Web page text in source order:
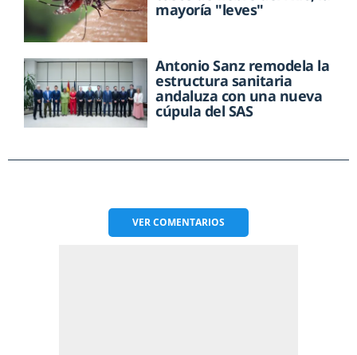
mayoría "leves"
Antonio Sanz remodela la
estructura sanitaria
andaluza con una nueva
cúpula del SAS
VERCOMENTARIOS